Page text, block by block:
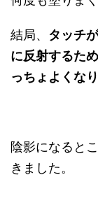
結局、 タッチ
に反射するた
っちょよくなり
陰影になると
きました。